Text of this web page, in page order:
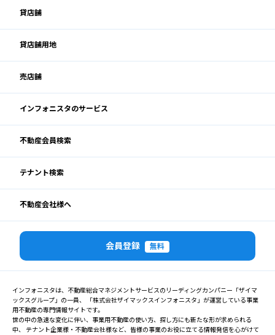
貸店舗
貸店舗用地
売店舗
インフォニスタのサービス
不動産会員検索
テナント検索
不動産会社様へ
会員登録 無料
インフォニスタは、不動産総合マネジメントサービスのリーディングカンパニー「ザイマ
ックスグループ」の一員、 「株式会社ザイマックスインフォニスタ」が運営している事業
用不動産の専門情報サイトです。
世の中の急速な変化に伴い、事業用不動産の使い方、探し方にも新たな形が求められる
中、 テナント企業様・不動産会社様など、皆様の事業のお役に立てる情報発信を心がけて